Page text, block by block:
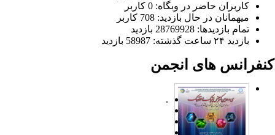
کاربران حاضر در وبگاه: 0 کاربر
میهمانان در حال بازدید: 708 کاربر
تمام بازدید‌ها: 28769928 بازدید
بازدید ۲۴ ساعت گذشته: 58987 بازدید
های انجمن
.